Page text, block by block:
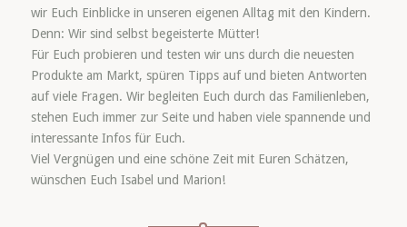
wir Euch Einblicke in unseren eigenen Alltag mit den Kindern.
Denn: Wir sind selbst begeisterte Mütter!
Für Euch probieren und testen wir uns durch die neuesten
Produkte am Markt, spüren Tipps auf und bieten Antworten
auf viele Fragen. Wir begleiten Euch durch das Familienleben,
stehen Euch immer zur Seite und haben viele spannende und
interessante Infos für Euch.
Viel Vergnügen und eine schöne Zeit mit Euren Schätzen,
wünschen Euch Isabel und Marion!